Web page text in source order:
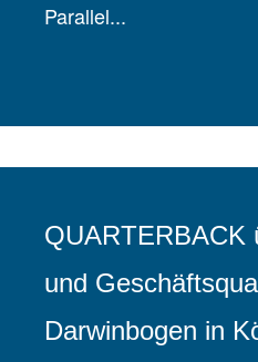
Parallel...
QUARTERBACK
und
Darwinbogen in